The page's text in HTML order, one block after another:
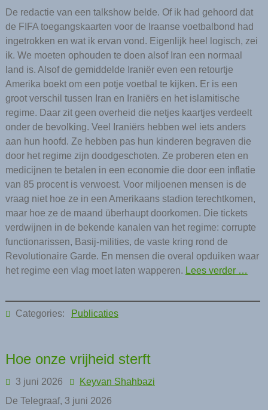
De redactie van een talkshow belde. Of ik had gehoord dat
de FIFA toegangskaarten voor de Iraanse voetbalbond had
ingetrokken en wat ik ervan vond. Eigenlijk heel logisch, zei
ik. We moeten ophouden te doen alsof Iran een normaal
land is. Alsof de gemiddelde Iraniër even een retourtje
Amerika boekt om een potje voetbal te kijken. Er is een
groot verschil tussen Iran en Iraniërs en het islamitische
regime. Daar zit geen overheid die netjes kaartjes verdeelt
onder de bevolking. Veel Iraniërs hebben wel iets anders
aan hun hoofd. Ze hebben pas hun kinderen begraven die
door het regime zijn doodgeschoten. Ze proberen eten en
medicijnen te betalen in een economie die door een inflatie
van 85 procent is verwoest. Voor miljoenen mensen is de
vraag niet hoe ze in een Amerikaans stadion terechtkomen,
maar hoe ze de maand überhaupt doorkomen. Die tickets
verdwijnen in de bekende kanalen van het regime: corrupte
functionarissen, Basij-milities, de vaste kring rond de
Revolutionaire Garde. En mensen die overal opduiken waar
het regime een vlag moet laten wapperen. Lees verder …
Categories: Publicaties
Hoe onze vrijheid sterft
3 juni 2026
Keyvan Shahbazi
De Telegraaf, 3 juni 2026